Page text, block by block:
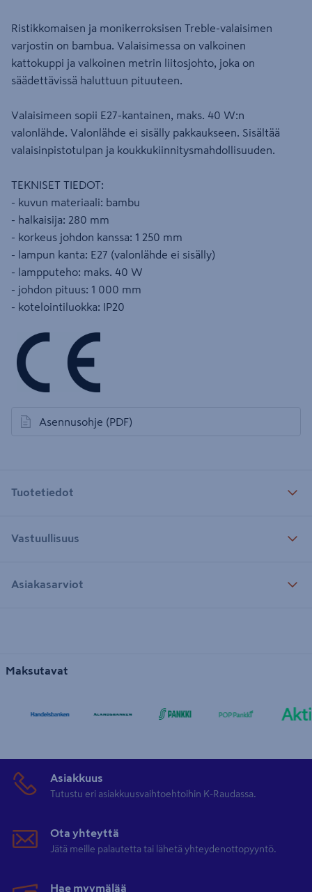
Ristikkomaisen ja monikerroksisen Treble-valaisimen
varjostin on bambua. Valaisimessa on valkoinen
kattokuppi ja valkoinen metrin liitosjohto, joka on
säädettävissä haluttuun pituuteen.
Valaisimeen sopii E27-kantainen, maks. 40 W:n
valonlähde. Valonlähde ei sisälly pakkaukseen. Sisältää
valaisinpistotulpan ja koukkukiinnitysmahdollisuuden.
TEKNISET TIEDOT:
- kuvun materiaali: bambu
- halkaisija: 280 mm
- korkeus johdon kanssa: 1 250 mm
- lampun kanta: E27 (valonlähde ei sisälly)
- lampputeho: maks. 40 W
- johdon pituus: 1 000 mm
- kotelointiluokka: IP20
Asennusohje (PDF)
avautuu uuteen välilehteen
Tuotetiedot
Vastuullisuus
Asiakasarviot
Maksutavat
Asiakkuus
Tutustu eri asiakkuusvaihtoehtoihin K-Raudassa.
Ota yhteyttä
Jätä meille palautetta tai lähetä yhteydenottopyyntö.
Hae myymälää